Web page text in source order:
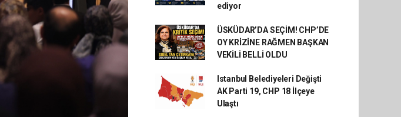
ediyor
ÜSKÜDAR’DA SEÇİM! CHP’DE
OY KRİZİNE RAĞMEN BAŞKAN
VEKİLİ BELLİ OLDU
Istanbul Belediyeleri Değişti
AK Parti 19, CHP 18 İlçeye
Ulaştı